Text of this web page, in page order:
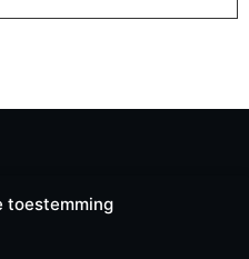
toestemming